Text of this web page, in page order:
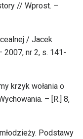
// Wprost. –
/ Jacek
2007, nr 2, s. 141-
krzyk wołania o
– [R.] 8,
Podstawy